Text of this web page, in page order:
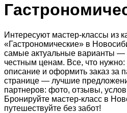
Интересуют мастер-классы из
«Гастрономические» в
самые актуальные варианты —
честным ценам. Все, что нужно:
описание и оформить заказ за
странице — лучшие
партнеров: фото, отзывы,
Бронируйте мастер-класс в
путешествуйте без забот!